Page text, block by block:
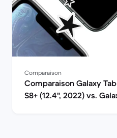
Comparaison
Comparaison Galaxy Tab
S8+ (12.4", 2022) vs.